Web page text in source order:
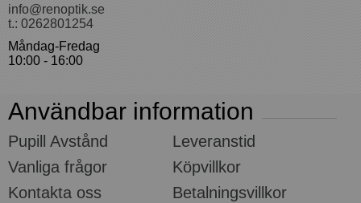
info@renoptik.se
t.: 0262801254
Måndag-Fredag
10:00 - 16:00
Användbar information
Pupill Avstånd
Leveranstid
Vanliga frågor
Köpvillkor
Kontakta oss
Betalningsvillkor